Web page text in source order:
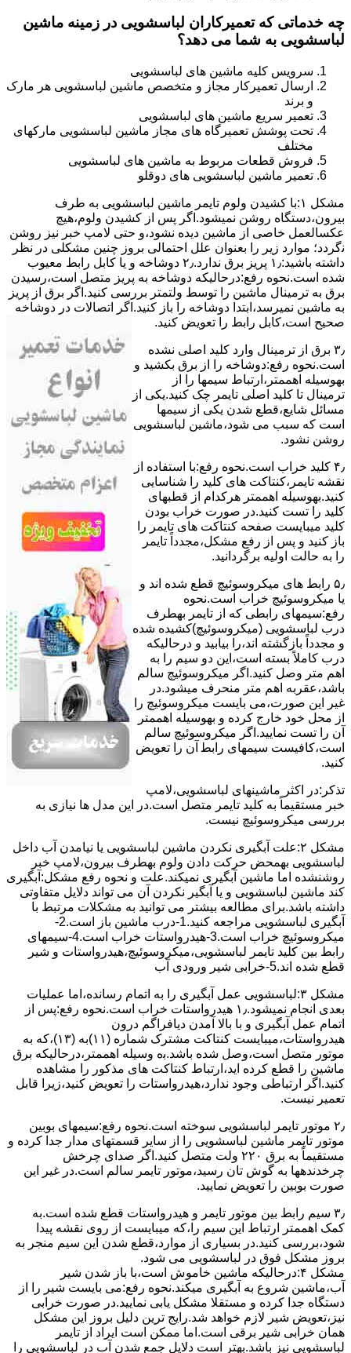
چه خدماتی که تعمیرکاران لباسشویی در زمینه ماشین
لباسشویی به شما می دهد؟
سرویس کلیه ماشین های لباسشویی
ارسال تعمیرکار مجاز و متخصص ماشین لباسشویی هر مارک
و برند
تعمیر سریع ماشین های لباسشویی
تحت پوشش تعمیرگاه های مجاز ماشین لباسشویی مارکهای
مختلف
فروش قطعات مربوط به ماشین های لباسشویی
تعمیر ماشین لباسشویی های دوقلو
مشکل ۱:ﺑﺎ ﮐﺸﯿﺪن وﻟﻮم ﺗﺎﯾﻤﺮ ماشین لباسشویی به طرف
ﺑﯿﺮون،دستگاه روﺷﻦ نمیشود.اﮔﺮ ﭘﺲ از ﮐﺸﯿﺪن وﻟﻮم،ﻫﯿﭻ
عکسالعمل ﺧﺎﺻﯽ از ﻣﺎﺷﯿﻦ دﯾﺪه نشود،و حتی ﻻﻣﭗ ﺧﺒﺮ ﻧﯿﺰ روﺷﻦ
ﻧگردد؛ موارد زیر را بعنوان ﻋﻠﻞ احتمالی بروز چنین مشکلی در نظر
داشته باشید:۱٫ ﭘﺮﯾﺰ ﺑﺮق ﻧﺪارد.۲٫ دوﺷﺎﺧﻪ و ﯾﺎ ﮐﺎﺑﻞ راﺑﻂ ﻣﻌﯿﻮب
ﺷﺪه است.نحوه رفع:درحالیکه دوﺷﺎﺧﻪ ﺑﻪ ﭘﺮﯾﺰ ﻣﺘﺼﻞ اﺳﺖ،رﺳﯿﺪن
ﺑﺮق ﺑﻪ ﺗﺮﻣﯿﻨﺎل ﻣﺎﺷﯿﻦ را ﺗﻮﺳﻂ ولتمتر بررسی ﮐﻨﯿﺪ.اﮔﺮ ﺑﺮق از ﭘﺮﯾﺰ
ﺑﻪ ﻣﺎﺷﯿﻦ نمیرسد،اﺑﺘﺪا دوشاخه را باز کنید.اﮔﺮ اﺗﺼﺎﻻت در دوشاخه
ﺻﺤﯿﺢ اﺳﺖ،ﮐﺎﺑﻞ راﺑﻂ را ﺗﻌﻮﯾﺾ کنید.
۳٫ ﺑﺮق از ﺗﺮﻣﯿﻨﺎل وارد ﮐﻠﯿﺪ اﺻﻠﯽ ﻧﺸﺪه
است.نحوه رﻓﻊ:دوشاخه را از ﺑﺮق بکشید و
بهوسیله اهممتر،ارﺗﺒﺎط سیمها را از
ﺗﺮﻣﯿﻨﺎل ﺗﺎ ﮐﻠﯿﺪ اﺻﻠﯽ ﺗﺎﯾﻤﺮ چک کنید.یکی از
مسائل شایع،ﻗﻄﻊ شدن ﯾﮑﯽ از سیمها
است که سبب می شود،ﻣﺎﺷﯿﻦ لباسشویی
روﺷﻦ نشود.
۴٫ ﮐﻠﯿﺪ ﺧﺮاب اﺳﺖ.نحوه رفع:ﺑﺎ اﺳﺘﻔﺎده از
ﻧﻘﺸﻪ ﺗﺎﯾﻤﺮ،ﮐﻨﺘﺎﮐﺖ ﻫﺎی ﮐﻠﯿﺪ را ﺷﻨﺎﺳﺎﯾﯽ
کنید.بهوسیله اهممتر هرکدام از قطبهای
ﮐﻠﯿﺪ را ﺗﺴﺖ ﮐﻨﯿﺪ.در ﺻﻮرت ﺧﺮاب ﺑﻮدن
ﮐﻠﯿﺪ میبایست ﺻﻔﺤﻪ ﮐﻨﺘﺎﮐﺖ ﻫﺎی ﺗﺎﯾﻤﺮ را
باز کنید و ﭘﺲ از رﻓﻊ مشکل،مجدداً ﺗﺎﯾﻤﺮ
را به حالت اوﻟﯿﻪ برگردانید.
۵٫ رابط های ﻣﯿﮑﺮوﺳﻮﺋﯿﭻ ﻗﻄﻊ شده اند و
ﯾﺎ ﻣﯿﮑﺮوﺳﻮﺋﯿﭻ ﺧﺮاب اﺳﺖ.نحوه
رفع:سیمهای راﺑﻄﯽ ﮐﻪ از ﺗﺎﯾﻤﺮ بهطرف
درب لباسشویی (ﻣﯿﮑﺮوﺳﻮﺋﯿﭻ)کشیده شده
و مجدداً بازگشته اند،را ﺑﯿﺎﺑﯿﺪ و درحالیکه
درب کاملاً ﺑﺴﺘﻪ اﺳﺖ،اﯾﻦ دو ﺳﯿﻢ را ﺑﻪ
اﻫﻢ ﻣﺘﺮ وصل کنید.اﮔﺮ ﻣﯿﮑﺮوﺳﻮﺋﯿﭻ ﺳﺎﻟﻢ
ﺑﺎﺷﺪ،ﻋﻘﺮﺑﻪ اهم متر ﻣﻨﺤﺮف میشود.در
ﻏﯿﺮ اﯾﻦ ﺻﻮرت،می بایست ﻣﯿﮑﺮوﺳﻮﺋﯿﭻ را
از ﻣﺤﻞ خود ﺧﺎرج کرده و بهوسیله اهممتر
آن را ﺗﺴﺖ ﻧﻤﺎﯾﯿﺪ.اﮔﺮ ﻣﯿﮑﺮوﺳﻮﺋﯿﭻ ﺳﺎﻟﻢ
اﺳﺖ،ﮐﺎﻓﯿﺴﺖ سیمهای راﺑﻄ آن را ﺗﻌﻮﯾﺾ
کنید.
ﺗﺬﮐﺮ:در اﮐﺜﺮ ماشینهای لباسشویی،ﻻﻣﭗ
ﺧﺒﺮ مستقیماً ﺑﻪ ﮐﻠﯿﺪ ﺗﺎﯾﻤﺮ ﻣﺘﺼﻞ اﺳﺖ.در اﯾﻦ مدل ها ﻧﯿﺎزی ﺑﻪ
بررسی ﻣﯿﮑﺮوﺳﻮﺋﯿﭻ نیست.
مشکل ۲:علت آبگیری نکردن ماشین لباسشویی یا نیامدن آب داخل
لباسشویی بهمحض ﺣﺮﮐﺖ دادن وﻟﻮم بهطرف ﺑﯿﺮون،ﻻﻣﭗ ﺧﺒﺮ
روشنشده اﻣﺎ ﻣﺎﺷﯿﻦ آﺑﮕﯿﺮی نمیکند.ﻋﻠﺖ و نحوه رﻓﻊ مشکل:آبگیری
کند ماشین لباسشویی و یا آبگیر نکردن آن می تواند دلایل متفاوتی
داشته باشد.برای مطالعه بیشتر می توانید به مشکلات مرتبط با
آبگیری لباسشویی مراجعه کنید.1-درب ﻣﺎﺷﯿﻦ ﺑﺎز اﺳﺖ.2-
ﻣﯿﮑﺮوﺳﻮﺋﯿﭻ ﺧﺮاب اﺳﺖ.3-ﻫﯿﺪرواﺳﺘﺎت ﺧﺮاب اﺳﺖ.4-سیمهای
راﺑﻂ ﺑﯿﻦ ﮐﻠﯿﺪ ﺗﺎﯾﻤﺮ لباسشویی،ﻣﯿﮑﺮوﺳﻮﺋﯿﭻ،ﻫﯿﺪرواﺳﺘﺎت و ﺷﯿﺮ
ﻗﻄﻊ ﺷﺪه اند.5-خرابی شیر ورودی آب
مشکل ۳:لباسشویی ﻋﻤﻞ آﺑﮕﯿﺮی را ﺑﻪ اﺗﻤﺎم رﺳﺎﻧﺪه،اﻣﺎ ﻋﻤﻠﯿﺎت
ﺑﻌﺪی اﻧﺠﺎم نمیشود.۱٫ ﻫﯿﺪرواﺳﺘﺎت ﺧﺮاب اﺳﺖ.نحوه رﻓﻊ:ﭘﺲ از
اﺗﻤﺎم عمل آﺑﮕﯿﺮی و ﺑﺎ ﺑﺎﻻ آﻣﺪن دﯾﺎﻓﺮاﮔﻢ درون
ﻫﯿﺪرواﺳﺘﺎت،میبایست ﮐﻨﺘﺎﮐﺖ ﻣﺸﺘﺮک شماره (۱۱)به (۱۳)،ﮐﻪ ﺑﻪ
ﻣﻮﺗﻮر ﻣﺘﺼﻞ اﺳﺖ،وﺻﻞ ﺷﺪه ﺑﺎﺷﺪ.ﺑه وسیله اهممتر،درحالیکه ﺑﺮق
ﻣﺎﺷﯿﻦ را ﻗﻄﻊ کرده اید،ارﺗﺒﺎط ﮐﻨﺘﺎﮐﺖ ﻫﺎی ﻣﺬﮐﻮر را ﻣﺸﺎﻫﺪه
کنید.اﮔﺮ ارﺗﺒﺎطی وجود ندارد،ﻫﯿﺪرواﺳﺘﺎت را ﺗﻌﻮﯾﺾ ﮐﻨﯿﺪ،زﯾﺮا قابل
ﺗﻌﻤﯿﺮ نیست.
۲٫ ﻣﻮﺗﻮر ﺗﺎﯾﻤﺮ لباسشویی ﺳﻮﺧﺘﻪ اﺳﺖ.نحوه رﻓﻊ:سیمهای ﺑﻮﺑﯿﻦ
ﻣﻮﺗﻮر ﺗﺎﯾﻤﺮ ماشین لباسشویی را از ﺳﺎﯾﺮ قسمتهای ﻣﺪار ﺟﺪا کرده و
مستقیماً ﺑﻪ برق ۲۲۰ وﻟﺖ ﻣﺘﺼﻞ کنید.اﮔﺮ ﺻﺪای ﭼﺮﺧﺶ
چرخدندهها به گوش تان رﺳﯿﺪ،ﻣﻮﺗﻮر ﺗﺎﯾﻤﺮ ﺳﺎﻟﻢ اﺳﺖ.در ﻏﯿﺮ اﯾﻦ
ﺻﻮرت ﺑﻮﺑﯿﻦ را ﺗﻌﻮﯾﺾ ﻧﻤﺎﯾﯿﺪ.
۳٫ ﺳﯿﻢ راﺑﻂ ﺑﯿﻦ ﻣﻮﺗﻮر ﺗﺎﯾﻤﺮ و ﻫﯿﺪرواﺳﺘﺎت ﻗﻄﻊ ﺷﺪه اﺳﺖ.به
کمک اهممتر ارﺗﺒﺎط اﯾﻦ ﺳﯿﻢ را،ﮐﻪ میبایست از روی ﻧﻘﺸﻪ ﭘﯿﺪا
ﺷﻮد،بررسی ﮐﻨﯿﺪ.در ﺑﺴﯿﺎری از موارد،ﻗﻄﻊ ﺷﺪن اﯾﻦ ﺳﯿﻢ ﻣﻨﺠﺮ ﺑﻪ
ﺑﺮوز مشکل ﻓﻮق در لباسشویی می شود.
مشکل ۴:درحالیکه ﻣﺎﺷﯿﻦ ﺧﺎﻣﻮش اﺳﺖ،ﺑﺎ ﺑﺎز ﺷﺪن ﺷﯿﺮ
آب،ﻣﺎﺷﯿﻦ ﺷﺮوع ﺑﻪ آﺑﮕﯿﺮی میکند.نحوه رﻓﻊ:می بایست ﺷﯿﺮ را از
دستگاه جدا کرده و مستقلا مشکل یابی نمایید.در صورت خرابی
نیز،تعویض شیر لازم خواهد شد.رایج ترین دلیل بروز این مشکل
همان خرابی شیر برقی است.اما ممکن است ایراد از تایمر
لباسشویی نیز باشد.بهتر است دلایل جمع شدن آب در لباسشویی را